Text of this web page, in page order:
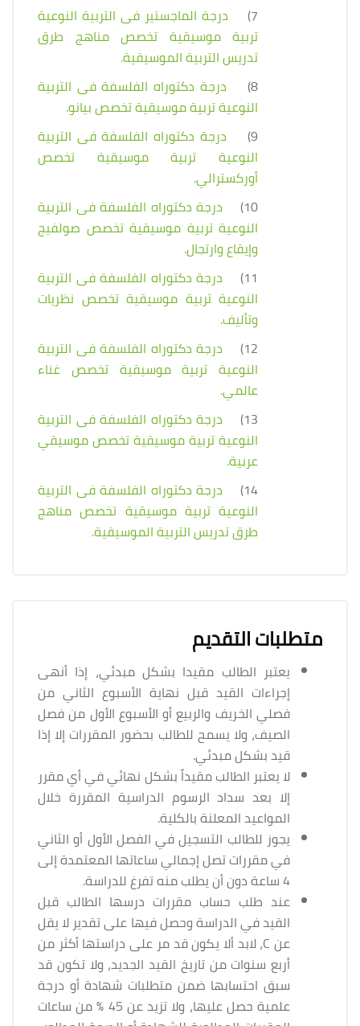
7)
درجة الماجستير فى التربية النوعية
تربية موسيقية تخصص مناهج طرق
تدريس التربية الموسيقية.
8)
درجة دكتوراه الفلسفة فى التربية
النوعية تربية موسيقية تخصص بيانو.
9)
درجة دكتوراه الفلسفة فى التربية
النوعية تربية موسيقية تخصص
أوركسترالي.
10)
درجة دكتوراه الفلسفة فى التربية
النوعية تربية موسيقية تخصص صولفيج
وإيقاع وارتجال.
11)
درجة دكتوراه الفلسفة فى التربية
النوعية تربية موسيقية تخصص نظريات
وتأليف.
12)
درجة دكتوراه الفلسفة فى التربية
النوعية تربية موسيقية تخصص غناء
عالمي.
13)
درجة دكتوراه الفلسفة فى التربية
النوعية تربية موسيقية تخصص موسيقي
عربية.
14)
درجة دكتوراه الفلسفة فى التربية
النوعية تربية موسيقية تخصص مناهج
طرق تدريس التربية الموسيقية.
متطلبات التقديم
يعتبر الطالب مقيدا بشكل مبدئي، إذا أنهى
إجراءات القيد قبل نهاية الأسبوع الثاني من
فصلي الخريف والربيع أو الأسبوع الأول من فصل
الصيف، ولا يسمح للطالب بحضور المقررات إلا إذا
قيد بشكل مبدئي.
لا يعتبر الطالب مقيداً بشكل نهائي في أي مقرر
إلا بعد سداد الرسوم الدراسية المقررة خلال
المواعيد المعلنة بالكلية.
يجوز للطالب التسجيل في الفصل الأول أو الثاني
في مقررات تصل إجمالي ساعاتها المعتمدة إلى
4 ساعة دون أن يطلب منه تفرغ للدراسة.
عند طلب حساب مقررات درسها الطالب قبل
القيد في الدراسة وحصل فيها على تقدير لا يقل
عن C، لابد ألا يكون قد مر على دراستها أكثر من
أربع سنوات من تاريخ القيد الجديد، ولا تكون قد
سبق احتسابها ضمن متطلبات شهادة أو درجة
علمية حصل عليها، ولا تزيد عن 45 % من ساعات